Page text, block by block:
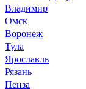
Владимир
Омск
Воронеж
Тула
Ярославль
Рязань
Пенза